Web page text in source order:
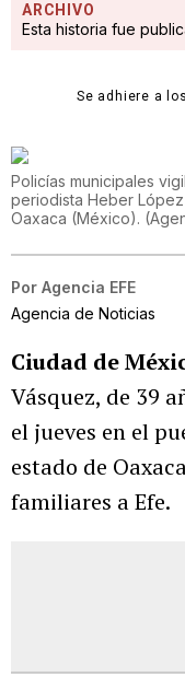
ARCHIVO
Esta historia fue
Se adhiere a
Policías municipales
periodista Heber
Oaxaca (México). (
Por Agencia EFE
Agencia de Noticias
Ciudad de
Vásquez, de 39
el jueves en el
estado de
familiares a Efe.